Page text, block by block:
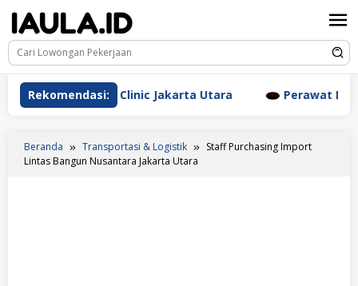
konten
Rekomendasi:
Aesthetic Clinic Jakarta Utara Perawat Dr.
Beranda Transportasi & Logistik
Staff Purchasing Import
Lintas Bangun Nusantara Jakarta Utara